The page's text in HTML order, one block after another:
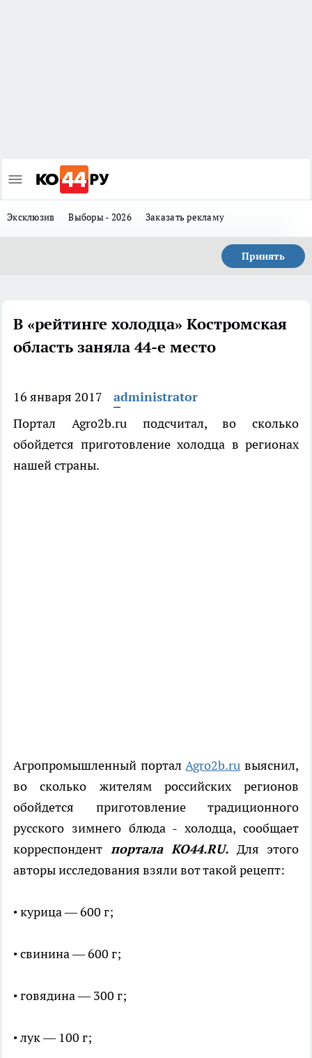
Эксклюзив Выборы - 2026 Заказать рекламу
Принять
В «рейтинге холодца» Костромская
область заняла 44-е место
16 января 2017
administrator
Портал Agro2b.ru подсчитал, во сколько
обойдется приготовление холодца в регионах
нашей страны.
Агропромышленный порталAgro2b.ru выяснил,
во сколько жителям российских регионов
обойдется приготовление традиционного
русского зимнего блюда - холодца, сообщает
корреспондент портала КО44.RU. Для этого
авторы исследования взяли вот такой рецепт:
• курица — 600 г;
• свинина — 600 г;
• говядина — 300 г;
• лук — 100 г;